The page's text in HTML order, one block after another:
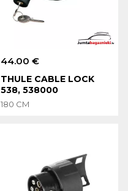
44.00 €
THULE CABLE LOCK
538, 538000
180 CM